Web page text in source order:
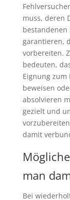
muss, deren
bestandenen
garantieren,
vorbereiten.
bedeuten,
Eignung zum
beweisen
absolvieren
gezielt und
damit
man
Bei